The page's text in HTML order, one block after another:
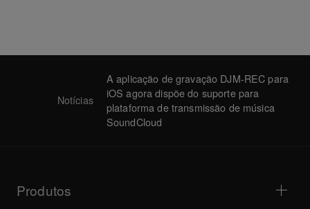
Notícias
A aplicação de gravação DJM-REC para
iOS agora dispõe do suporte para
plataforma de transmissão de música
SoundCloud
Produtos